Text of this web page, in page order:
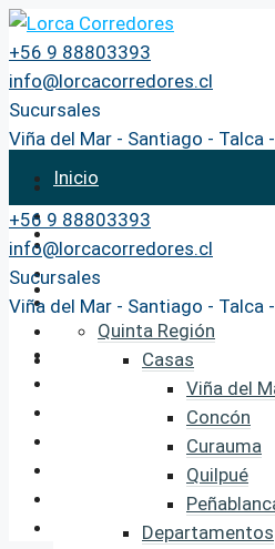
+56 9 88803393
info@lorcacorredores.cl
Sucursales
Viña del Mar - Santiago - Talca
Inicio
Propiedades
Arriendos
Quinta Región
Casas
Viña del
Concón
Curauma
Quilpué
Departamentos
+56 9 88803393
info@lorcacorredores.cl
Sucursales
Viña del Mar - Santiago - Talca